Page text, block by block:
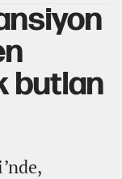
butlan